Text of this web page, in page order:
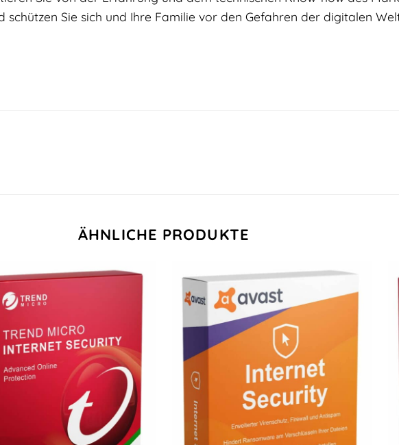
schützen Sie sich und Ihre Familie vor den Gefahren der digitalen
ÄHNLICHE PRODUKTE